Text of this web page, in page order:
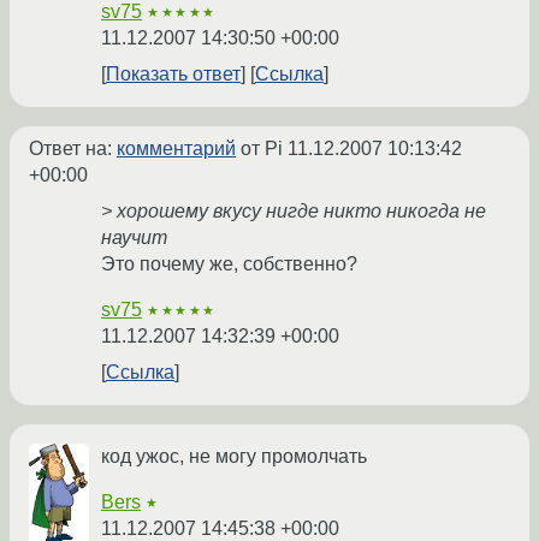
sv75 ★★★★★
11.12.2007 14:30:50 +00:00
Показать ответ
Ссылка
Ответ на: комментарий от Pi 11.12.2007 10:13:42
+00:00
> хорошему вкусу нигде никто никогда не
научит
Это почему же, собственно?
sv75 ★★★★★
11.12.2007 14:32:39 +00:00
Ссылка
код ужос, не могу промолчать
Bers ★
11.12.2007 14:45:38 +00:00